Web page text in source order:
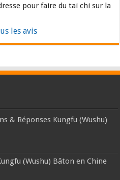
pour faire du tai chi sur la
les avis
& Réponses Kungfu (Wushu)
(Wushu) Bâton en Chine